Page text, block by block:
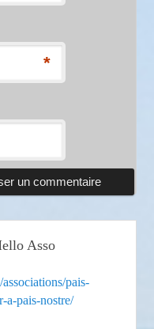
*
Asso
pais-
a-pais-nostre/